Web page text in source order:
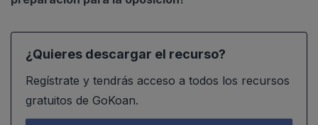
¿Quieres descargar el recurso?
Regístrate y tendrás acceso a todos los recursos
gratuitos de GoKoan.